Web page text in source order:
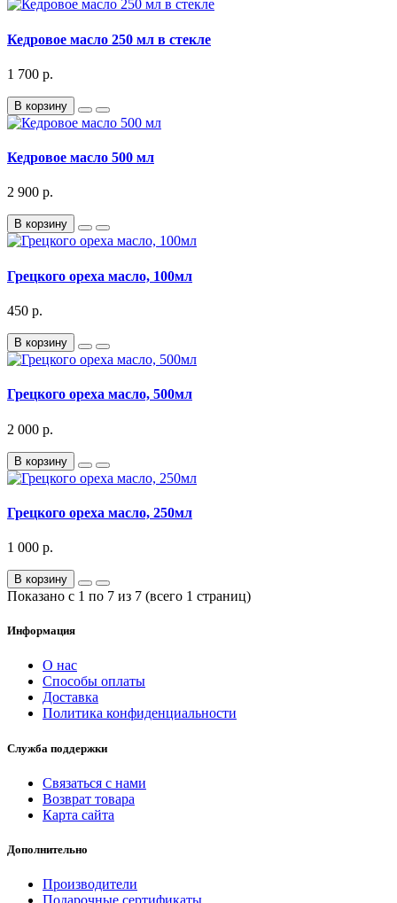
Кедровое масло 250 мл в стекле
1 700 р.
В корзину
Кедровое масло 500 мл
2 900 р.
В корзину
Грецкого ореха масло, 100мл
450 р.
В корзину
Грецкого ореха масло, 500мл
2 000 р.
В корзину
Грецкого ореха масло, 250мл
1 000 р.
В корзину
Показано с 1 по 7 из 7 (всего 1 страниц)
Информация
О нас
Способы оплаты
Доставка
Политика конфиденциальности
Служба поддержки
Связаться с нами
Возврат товара
Карта сайта
Дополнительно
Производители
Подарочные сертификаты